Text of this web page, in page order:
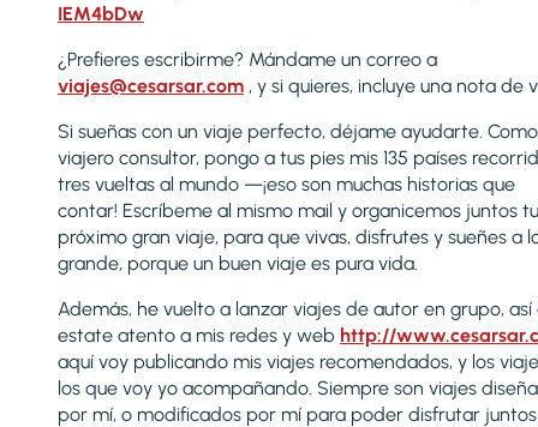
IEM4bDw
¿Prefieres escribirme? Mándame un correo a
viajes@cesarsar.com , y si quieres, incluye una nota de
Si sueñas con un viaje perfecto, déjame ayudarte. Como
viajero consultor, pongo a tus pies mis 135 países
tres vueltas al mundo —¡eso son muchas historias que
contar! Escríbeme al mismo mail y organicemos juntos tu
próximo gran viaje, para que vivas, disfrutes y sueñes a
grande, porque un buen viaje es pura vida.
Además, he vuelto a lanzar viajes de autor en grupo, así
estate atento a mis redes y web http://
aquí voy publicando mis viajes recomendados, y los
los que voy yo acompañando. Siempre son viajes
por mí, o modificados por mí para poder disfrutar